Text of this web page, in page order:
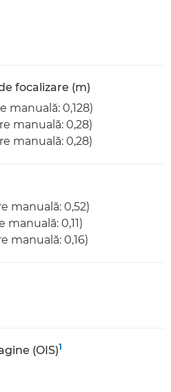
focalizare (m)
manuală: 0,128)
manuală: 0,28)
manuală: 0,28)
manuală: 0,52)
manuală: 0,11)
manuală: 0,16)
(OIS)1